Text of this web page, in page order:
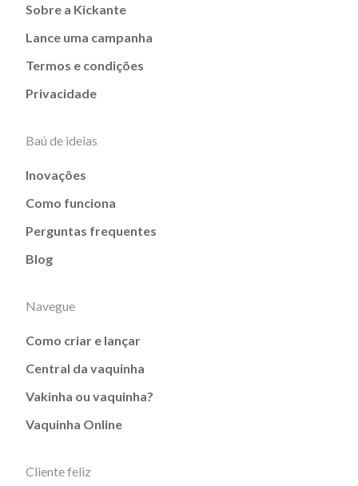
Sobre a Kickante
Lance uma campanha
Termos e condições
Privacidade
Baú de ideias
Inovações
Como funciona
Perguntas frequentes
Blog
Navegue
Como criar e lançar
Central da vaquinha
Vakinha ou vaquinha?
Vaquinha Online
Cliente feliz